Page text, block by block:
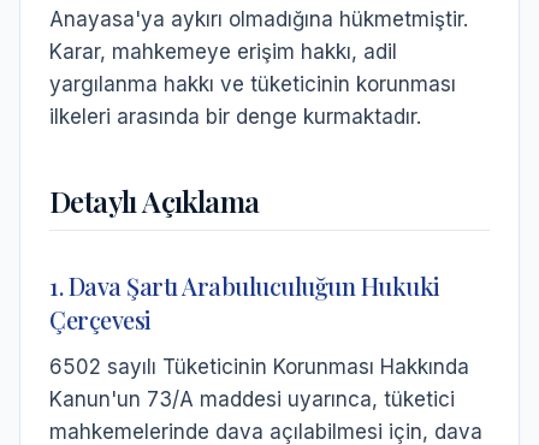
Anayasa'ya aykırı olmadığına hükmetmiştir.
Karar, mahkemeye erişim hakkı, adil
yargılanma hakkı ve tüketicinin korunması
ilkeleri arasında bir denge kurmaktadır.
Detaylı Açıklama
1. Dava Şartı Arabuluculuğun Hukuki
Çerçevesi
6502 sayılı Tüketicinin Korunması Hakkında
Kanun'un 73/A maddesi uyarınca, tüketici
mahkemelerinde dava açılabilmesi için, dava